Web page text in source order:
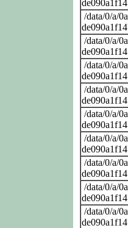
/data/0/a/
/data/0/a/
/data/0/a/
/data/0/a/
/data/0/a/
/data/0/a/
/data/0/a/
/data/0/a/
/data/0/a/